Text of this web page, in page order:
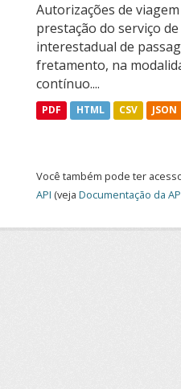
Autorizações de
prestação do serviço
interestadual de
fretamento, na
contínuo....
PDF HTML CSV JSON
Você também pode ter
API (veja Documentação da